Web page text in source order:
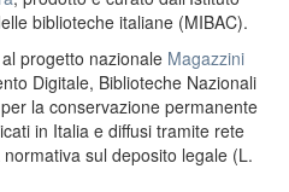
biblioteche italiane (MIBAC).
progetto nazionale Magazzini
Digitale, Biblioteche Nazionali
la conservazione permanente
in Italia e diffusi tramite rete
sul deposito legale (L.